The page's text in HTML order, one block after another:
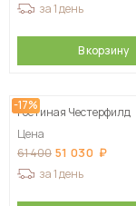
за 1 день
В корзину
-17%
Гостиная Честерфилд
Цена
61 400 51 030
за 1 день